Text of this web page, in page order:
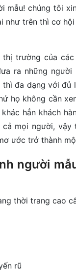
mẫu! chúng tôi
như trên thì cơ
trường của
ra những người
thì đa dạng với
họ không cần
hẳn khách
mọi người,
ước trở thành
người
thời trang cao
rũ